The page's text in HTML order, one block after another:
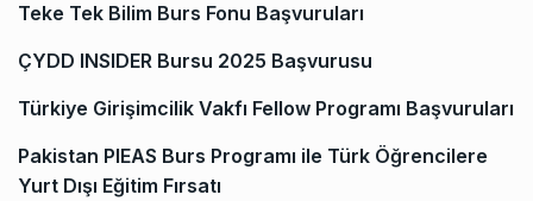
Teke Tek Bilim Burs Fonu Başvuruları
ÇYDD INSIDER Bursu 2025 Başvurusu
Türkiye Girişimcilik Vakfı Fellow Programı Başvuruları
Pakistan PIEAS Burs Programı ile Türk Öğrencilere
Yurt Dışı Eğitim Fırsatı